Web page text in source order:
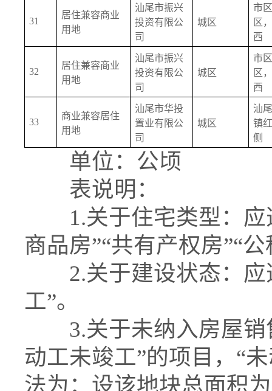
31
居住兼容商业
用地
汕尾市振兴
投资有限公
司
城区
市
区
西
32
居住兼容商业
用地
汕尾市振兴
投资有限公
司
城区
市
区
西
33
商业兼容居住
用地
汕尾市华投
置业有限公
司
城区
汕
镇
侧
单位：公顷
表说明：
1.关于住宅类型：应
商品房”“共有产权房”“
2.关于建设状态：应
工”。
3.关于未纳入房屋销
动工未竣工”的项目，“
法为：设该地块总面积